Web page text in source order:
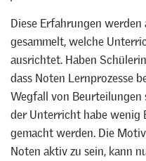
Diese Erfahrungen
gesammelt, welche
ausrichtet. Haben
dass Noten Lernprozesse
Wegfall von
der Unterricht habe wenig
gemacht werden. Die
Noten aktiv zu sein, kann